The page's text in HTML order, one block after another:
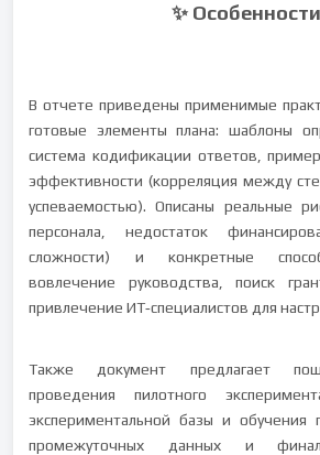
✨ Особенности
В отчете приведены применимые
готовые элементы плана: шаблоны
система кодификации ответов,
эффективности (корреляция между
успеваемостью). Описаны реальные
персонала, недостаток
сложности) и конкретные
вовлечение руководства, поиск
привлечение ИТ‑специалистов для
Также документ предлагает
проведения пилотного
экспериментальной базы и обучения
промежуточных данных и